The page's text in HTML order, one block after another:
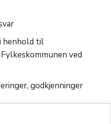
henhold til
ved
godkjenninger